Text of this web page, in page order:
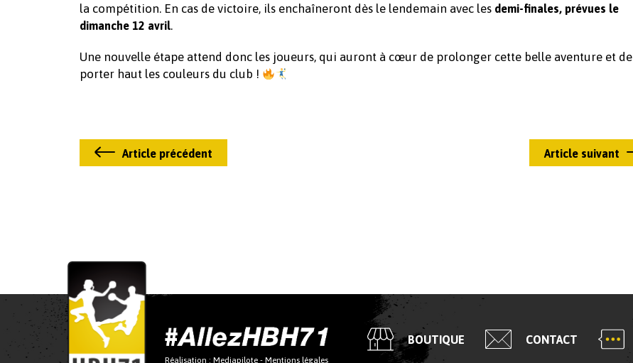
la compétition. En cas de victoire, ils enchaîneront dès le lendemain avec les demi-finales, prévues le
dimanche 12 avril.
Une nouvelle étape attend donc les joueurs, qui auront à cœur de prolonger cette belle aventure et de
porter haut les couleurs du club !
Article précédent Article suivant
Réalisation : Mediapilote - Mentions légales
CONTACT
BOUTIQUE